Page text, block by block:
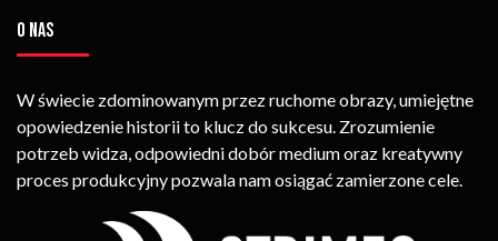
O NAS
W świecie zdominowanym przez ruchome obrazy, umiejętne
opowiedzenie historii to klucz do sukcesu. Zrozumienie
potrzeb widza, odpowiedni dobór medium oraz kreatywny
proces produkcyjny pozwala nam osiągać zamierzone cele.